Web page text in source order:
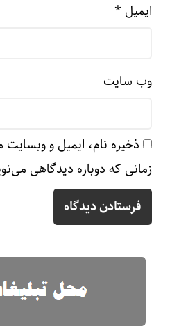
ایمیل *
وب‌ سایت
ذخیره نام، ایمیل و وبسایت
زمانی که دوباره دیدگاهی